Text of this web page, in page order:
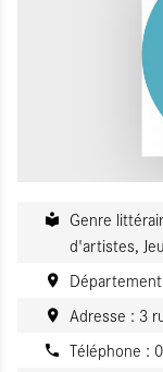
Genre
d'artistes,
Adresse : 3
Téléphone :